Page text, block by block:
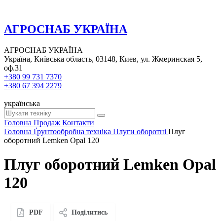
АГРОСНАБ УКРАЇНА
АГРОСНАБ УКРАЇНА
Україна, Київська область, 03148, Киев, ул. Жмеринская 5,
оф.31
+380 99 731 7370
+380 67 394 2279
українська
Головна Продаж Контакти
Головна Ґрунтообробна техніка Плуги оборотні Плуг
оборотний Lemken Opal 120
Плуг оборотний Lemken Opal
120
PDF Поділитись